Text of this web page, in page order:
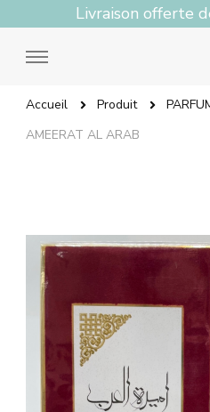
Livraison offerte
Accueil Produit
AMEERAT AL ARAB